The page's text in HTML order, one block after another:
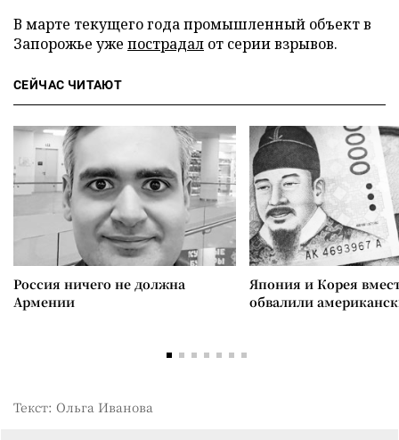
В марте текущего года промышленный объект в
Запорожье уже пострадал от серии взрывов.
СЕЙЧАС ЧИТАЮТ
Россия ничего не должна
Армении
Япония и Корея
обвалили
Текст: Ольга Иванова